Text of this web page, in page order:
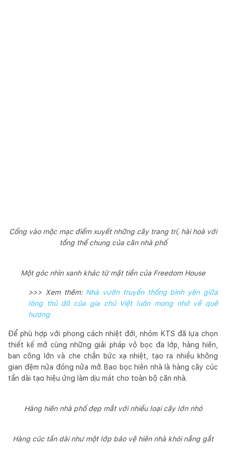
Cổng vào mộc mạc điểm xuyết những cây trang trí, hài hoà với
tổng thể chung của căn nhà phố
Một góc nhìn xanh khác từ mặt tiền của Freedom House
>>> Xem thêm: Nhà vườn truyền thống bình yên giữa
lòng thủ đô của gia chủ Việt luôn mong nhớ về quê
hương
Để phù hợp với phong cách nhiệt đới, nhóm KTS đã lựa chọn
thiết kế mở cùng những giải pháp vỏ bọc đa lớp, hàng hiên,
ban công lớn và che chắn bức xạ nhiệt, tạo ra nhiều không
gian đệm nửa đóng nửa mở. Bao bọc hiên nhà là hàng cây cúc
tần dài tạo hiệu ứng làm dịu mát cho toàn bộ căn nhà.
Hàng hiên nhà phố đẹp mắt với nhiều loại cây lớn nhỏ
Hàng cúc tần dài như một lớp bảo vệ hiên nhà khỏi nắng gắt